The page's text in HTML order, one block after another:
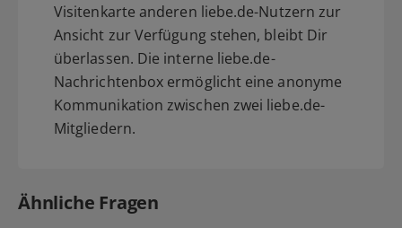
Visitenkarte anderen liebe.de-Nutzern zur
Ansicht zur Verfügung stehen, bleibt Dir
überlassen. Die interne liebe.de-
Nachrichtenbox ermöglicht eine anonyme
Kommunikation zwischen zwei liebe.de-
Mitgliedern.
Ähnliche Fragen